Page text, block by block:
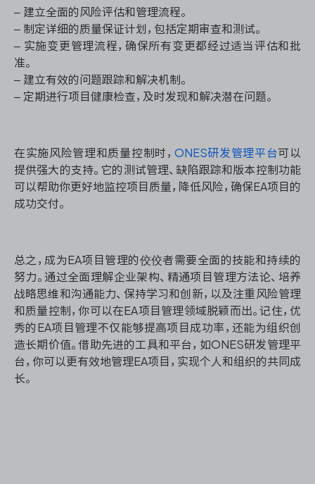
– 建立全面的风险评估和管理流程。
– 制定详细的质量保证计划，包括定期审查和测试。
– 实施变更管理流程，确保所有变更都经过适当评估和批
准。
– 建立有效的问题跟踪和解决机制。
– 定期进行项目健康检查，及时发现和解决潜在问题。
在实施风险管理和质量控制时， ONES研发管理平台可以
提供强大的支持。它的测试管理、缺陷跟踪和版本控制功能
可以帮助你更好地监控项目质量，降低风险，确保EA项目的
成功交付。
总之，成为EA项目管理的佼佼者需要全面的技能和持续的
努力。通过全面理解企业架构、精通项目管理方法论、培养
战略思维和沟通能力、保持学习和创新，以及注重风险管理
和质量控制，你可以在EA项目管理领域脱颖而出。记住，优
秀的EA项目管理不仅能够提高项目成功率，还能为组织创
造长期价值。借助先进的工具和平台，如ONES研发管理平
台，你可以更有效地管理EA项目，实现个人和组织的共同成
长。